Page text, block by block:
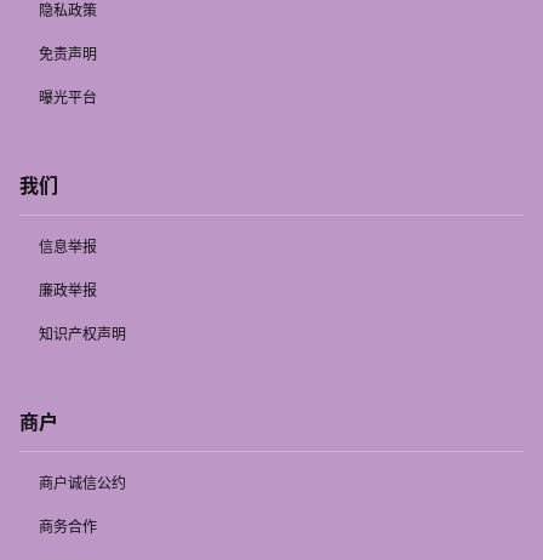
隐私政策
免责声明
曝光平台
我们
信息举报
廉政举报
知识产权声明
商户
商户诚信公约
商务合作